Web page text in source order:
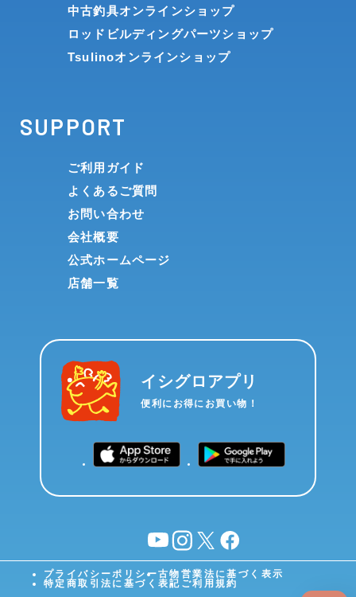
中古釣具オンラインショップ
ロッドビルディングパーツショップ
Tsulinoオンラインショップ
SUPPORT
ご利用ガイド
よくあるご質問
お問い合わせ
会社概要
公式ホームページ
店舗一覧
イシグロアプリ
便利にお得にお買い物！
YouTubeinstagram
X facebook
プライバシーポリシー古物営業法に基づく表示
特定商取引法に基づく表記 ご利用規約